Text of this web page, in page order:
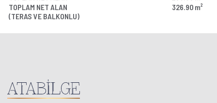
TOPLAM NET ALAN
(TERAS VE BALKONLU)
326.90 m²